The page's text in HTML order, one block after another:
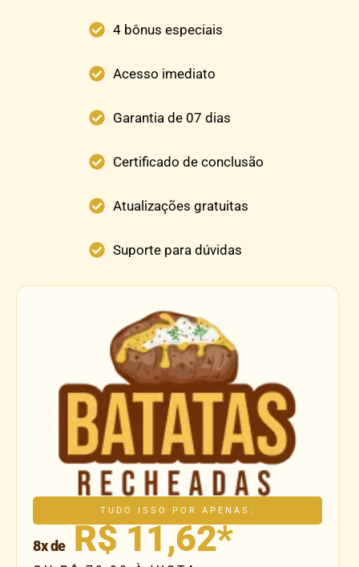
TUDO ISSO POR APENAS:
8x deR$ 11,62*
4 bônus especiais
Acesso imediato
Garantia de 07 dias
Certificado de conclusão
Atualizações gratuitas
Suporte para dúvidas